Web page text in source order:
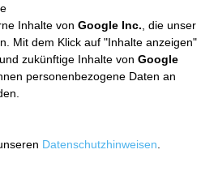
Inhalte von Google Inc. , die unser
Mit dem Klick auf "Inhalte anzeigen"
zukünftige Inhalte von Google
personenbezogene Daten an
Datenschutzhinweisen